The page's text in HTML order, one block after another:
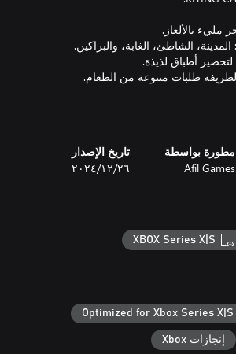
مطورة بواسطة
Afil Games
تاريخ الإصدار
٢٦‏/١٢‏/٢٠٢٤
XBOX Series X|S
Optimized for Xbox Series X|S
إنجازات Xbox